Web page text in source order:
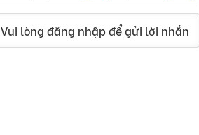
Vui lòng đăng nhập để gửi lời nhắn